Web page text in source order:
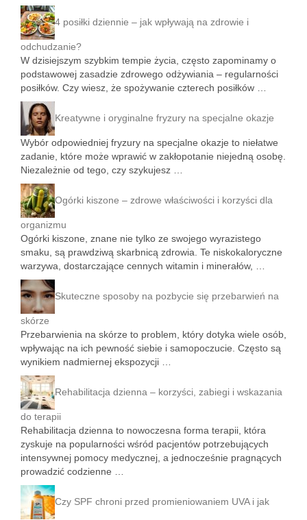
4 posiłki dziennie – jak wpływają na zdrowie i
odchudzanie?
W dzisiejszym szybkim tempie życia, często zapominamy o
podstawowej zasadzie zdrowego odżywiania – regularności
posiłków. Czy wiesz, że spożywanie czterech posiłków …
Kreatywne i oryginalne fryzury na specjalne okazje
Wybór odpowiedniej fryzury na specjalne okazje to niełatwe
zadanie, które może wprawić w zakłopotanie niejedną osobę.
Niezależnie od tego, czy szykujesz …
Ogórki kiszone – zdrowe właściwości i korzyści dla
organizmu
Ogórki kiszone, znane nie tylko ze swojego wyrazistego
smaku, są prawdziwą skarbnicą zdrowia. Te niskokaloryczne
warzywa, dostarczające cennych witamin i minerałów, …
Skuteczne sposoby na pozbycie się przebarwień na
skórze
Przebarwienia na skórze to problem, który dotyka wiele osób,
wpływając na ich pewność siebie i samopoczucie. Często są
wynikiem nadmiernej ekspozycji …
Rehabilitacja dzienna – korzyści, zabiegi i wskazania
do terapii
Rehabilitacja dzienna to nowoczesna forma terapii, która
zyskuje na popularności wśród pacjentów potrzebujących
intensywnej pomocy medycznej, a jednocześnie pragnących
prowadzić codzienne …
Czy SPF chroni przed promieniowaniem UVA i jak